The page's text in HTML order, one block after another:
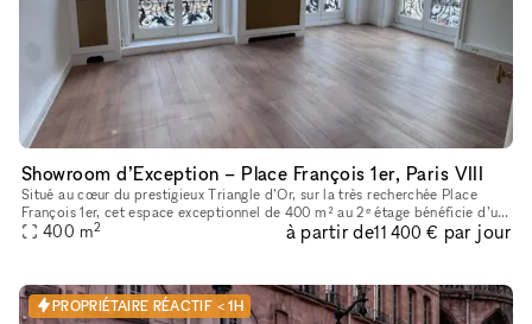
Showroom d’Exception – Place François 1er, Paris VIII
Situé au cœur du prestigieux Triangle d’Or, sur la très recherchée Place
François 1er, cet espace exceptionnel de 400 m² au 2ᵉ étage bénéficie d’un
emplacement premium à quelques pas seulement de la
400 m2 à partir de11 400 € par jour
PROPRIÉTAIRE RÉACTIF < 1H